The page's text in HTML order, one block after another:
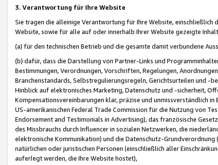
3. Verantwortung für Ihre Website
Sie tragen die alleinige Verantwortung für Ihre Website,
Website, sowie für alle auf oder innerhalb Ihrer Website gezeigte
(a) für den technischen Betrieb und die gesamte damit verbundene
(b) dafür, dass die Darstellung von Partner-Links und
Bestimmungen, Verordnungen, Vorschriften, Regelungen,
Branchenstandards, Selbstregulierungsregeln, Gerichtsurteilen und -
Hinblick auf elektronisches Marketing, Datenschutz und -sicherheit,
Kompensationsvereinbarungen klar, präzise und unmissverständlich
US-amerikanischen Federal Trade Commission für die Nutzung von
Endorsement and Testimonials in Advertising), das französische
des Missbrauchs durch Influencer in sozialen Netzwerken, die
elektronische Kommunikation) und die Datenschutz-
natürlichen oder juristischen Personen (einschließlich aller
auferlegt werden, die Ihre Website hostet),